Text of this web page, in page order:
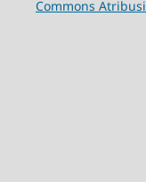
Commons